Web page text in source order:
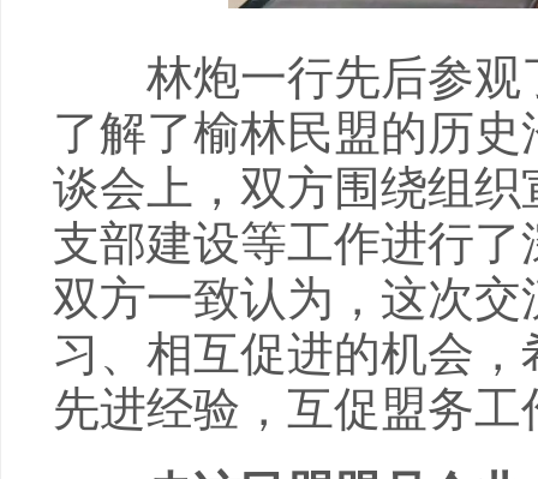
林炮一行先后参观
了解了榆林民盟的历
谈会上，双方围绕组
支部建设等工作进行
双方一致认为，这次
习、相互促进的机会
先进经验，互促盟务